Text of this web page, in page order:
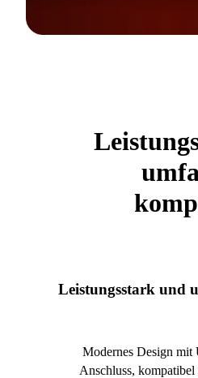
Leistungsstark und
Modernes Design
Anschluss,